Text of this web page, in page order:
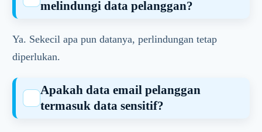
melindungi data pelanggan?
Ya. Sekecil apa pun datanya, perlindungan tetap
diperlukan.
Apakah data email pelanggan
termasuk data sensitif?